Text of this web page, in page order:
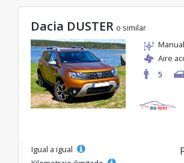
Dacia DUSTER o similar
Manual
Aire
5
Igual a igual